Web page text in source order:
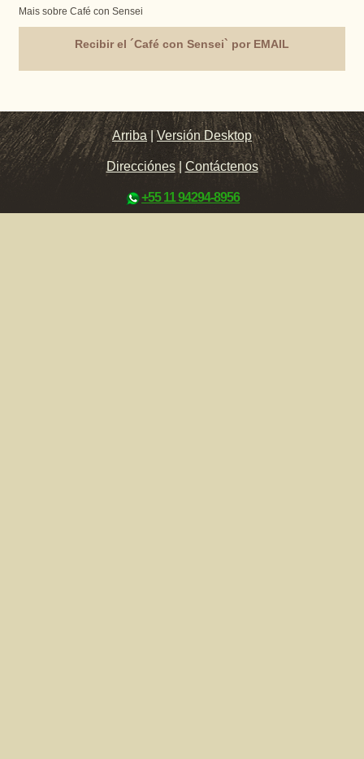
Mais sobre Café con Sensei
Recibir el ´Café con Sensei` por EMAIL
Arriba |Versión Desktop
Direcciónes| Contáctenos
+55 11 94294-8956